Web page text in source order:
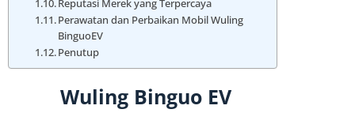
Reputasi Merek yang Terpercaya
Perawatan dan Perbaikan Mobil Wuling
BinguoEV
Penutup
Wuling Binguo EV